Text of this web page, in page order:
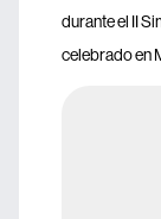
durante el II
celebrado en